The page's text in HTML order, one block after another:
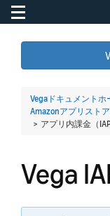
Toggle navigation
Vegaドキュメントホ
Amazonアプリスト
> アプリ内課金（
Vega